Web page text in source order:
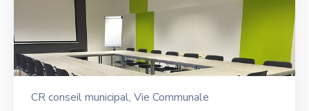
CR conseil municipal‚ Vie Communale